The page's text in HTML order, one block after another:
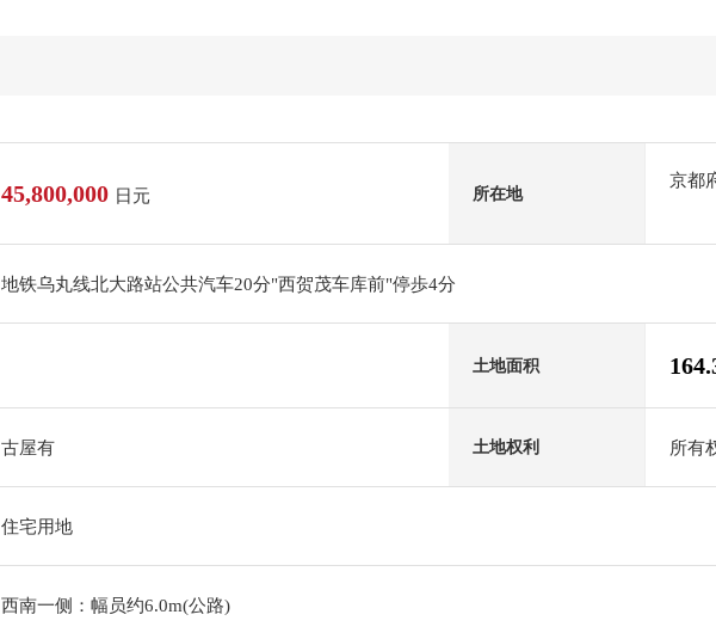
45,800,000 日元 所在地
京都
地铁乌丸线北大路站公共汽车20分"西贺茂车库前"停歩4分
土地面积
古屋有 土地权利 所有
住宅用地
西南一侧：幅员约6.0m(公路)